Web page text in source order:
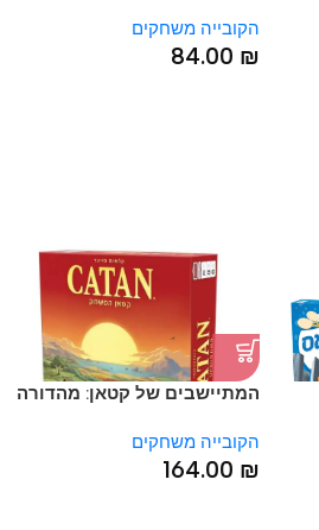
הקובייה משחקים
84.00 ₪
המתיישבים של קטאן: מהדורה
הקובייה משחקים
164.00 ₪